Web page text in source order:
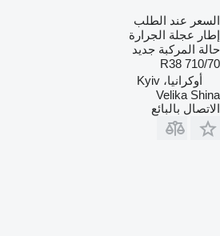
السعر عند الطلب
إطار عجلة الجرارة
حالة المركبة جديد
710/70 R38
أوكرانيا، Kyiv
Velika Shina
الاتصال بالبائع